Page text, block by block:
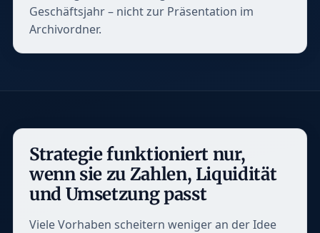
Geschäftsjahr – nicht zur Präsentation im
Archivordner.
Strategie funktioniert nur,
wenn sie zu Zahlen, Liquidität
und Umsetzung passt
Viele Vorhaben scheitern weniger an der Idee